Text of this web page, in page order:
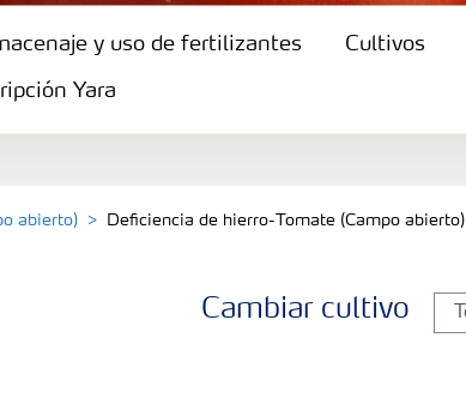
y uso de fertilizantes Cultivos
Yara
abierto) Deficiencia de hierro-Tomate (Campo abierto)
Cambiar cultivo